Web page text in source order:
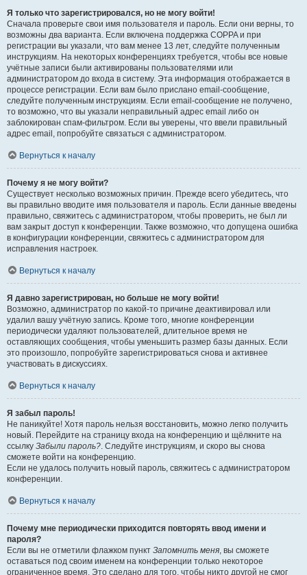
Я только что зарегистрировался, но не могу войти!
Сначала проверьте свои имя пользователя и пароль. Если они верны, то
возможны два варианта. Если включена поддержка COPPA и при
регистрации вы указали, что вам менее 13 лет, следуйте полученным
инструкциям. На некоторых конференциях требуется, чтобы все новые
учётные записи были активированы пользователями или
администратором до входа в систему. Эта информация отображается в
процессе регистрации. Если вам было прислано email-сообщение,
следуйте полученным инструкциям. Если email-сообщение не получено,
то возможно, что вы указали неправильный адрес email либо он
заблокирован спам-фильтром. Если вы уверены, что ввели правильный
адрес email, попробуйте связаться с администратором.
Вернуться к началу
Почему я не могу войти?
Существует несколько возможных причин. Прежде всего убедитесь, что
вы правильно вводите имя пользователя и пароль. Если данные введены
правильно, свяжитесь с администратором, чтобы проверить, не был ли
вам закрыт доступ к конференции. Также возможно, что допущена ошибка
в конфигурации конференции, свяжитесь с администратором для
исправления настроек.
Вернуться к началу
Я давно зарегистрирован, но больше не могу войти!
Возможно, администратор по какой-то причине деактивировал или
удалил вашу учётную запись. Кроме того, многие конференции
периодически удаляют пользователей, длительное время не
оставляющих сообщения, чтобы уменьшить размер базы данных. Если
это произошло, попробуйте зарегистрироваться снова и активнее
участвовать в дискуссиях.
Вернуться к началу
Я забыл пароль!
Не паникуйте! Хотя пароль нельзя восстановить, можно легко получить
новый. Перейдите на страницу входа на конференцию и щёлкните на
ссылку Забыли пароль?. Следуйте инструкциям, и скоро вы снова
сможете войти на конференцию.
Если не удалось получить новый пароль, свяжитесь с администратором
конференции.
Вернуться к началу
Почему мне периодически приходится повторять ввод имени и
пароля?
Если вы не отметили флажком пункт Запомнить меня, вы сможете
оставаться под своим именем на конференции только некоторое
ограниченное время. Это сделано для того, чтобы никто другой не смог